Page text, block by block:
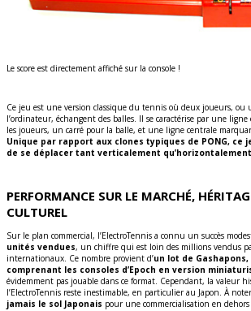
Le score est directement affiché sur la console !
Ce jeu est une version classique du tennis où deux joueurs, ou
l’ordinateur, échangent des balles. Il se caractérise par une
les joueurs, un carré pour la balle, et une ligne centrale
Unique par rapport aux clones typiques de PONG, ce
de se déplacer tant verticalement qu’horizontalement
PERFORMANCE SUR LE MARCHÉ,
CULTUREL
Sur le plan commercial, l’ElectroTennis a connu un succès
unités vendues, un chiffre qui est loin des millions vendus
internationaux. Ce nombre provient d’un lot de
comprenant les consoles d’Epoch en version
évidemment pas jouable dans ce format. Cependant, la valeur
l’ElectroTennis reste inestimable, en particulier au Japon. À
jamais le sol Japonais pour une commercialisation en